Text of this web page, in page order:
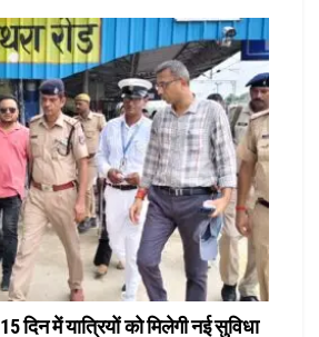
दिन में यात्रियों को मिलेगी नई सुविधा